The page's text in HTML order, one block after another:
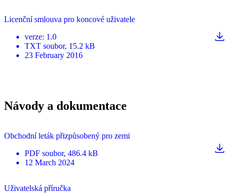
Licenční smlouva pro koncové uživatele
verze: 1.0
TXT soubor, 15.2 kB
23 February 2016
Návody a dokumentace
Obchodní leták přizpůsobený pro zemi
PDF soubor, 486.4 kB
12 March 2024
Uživatelská příručka